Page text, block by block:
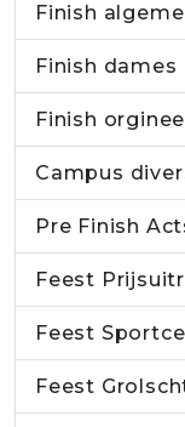
Finish
Finish dames
Finish
Campus
Pre Finish
Feest
Feest
Feest